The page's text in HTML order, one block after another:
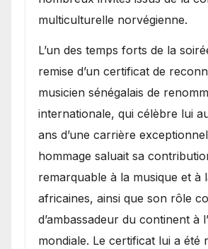
multiculturelle norvégienne.
​L’un des temps forts de la
remise d’un certificat de
musicien sénégalais de
internationale, qui célèbre lui
ans d’une carrière
hommage saluait sa
remarquable à la musique et à
africaines, ainsi que son rôle
d’ambassadeur du continent à
mondiale. Le certificat lui a été